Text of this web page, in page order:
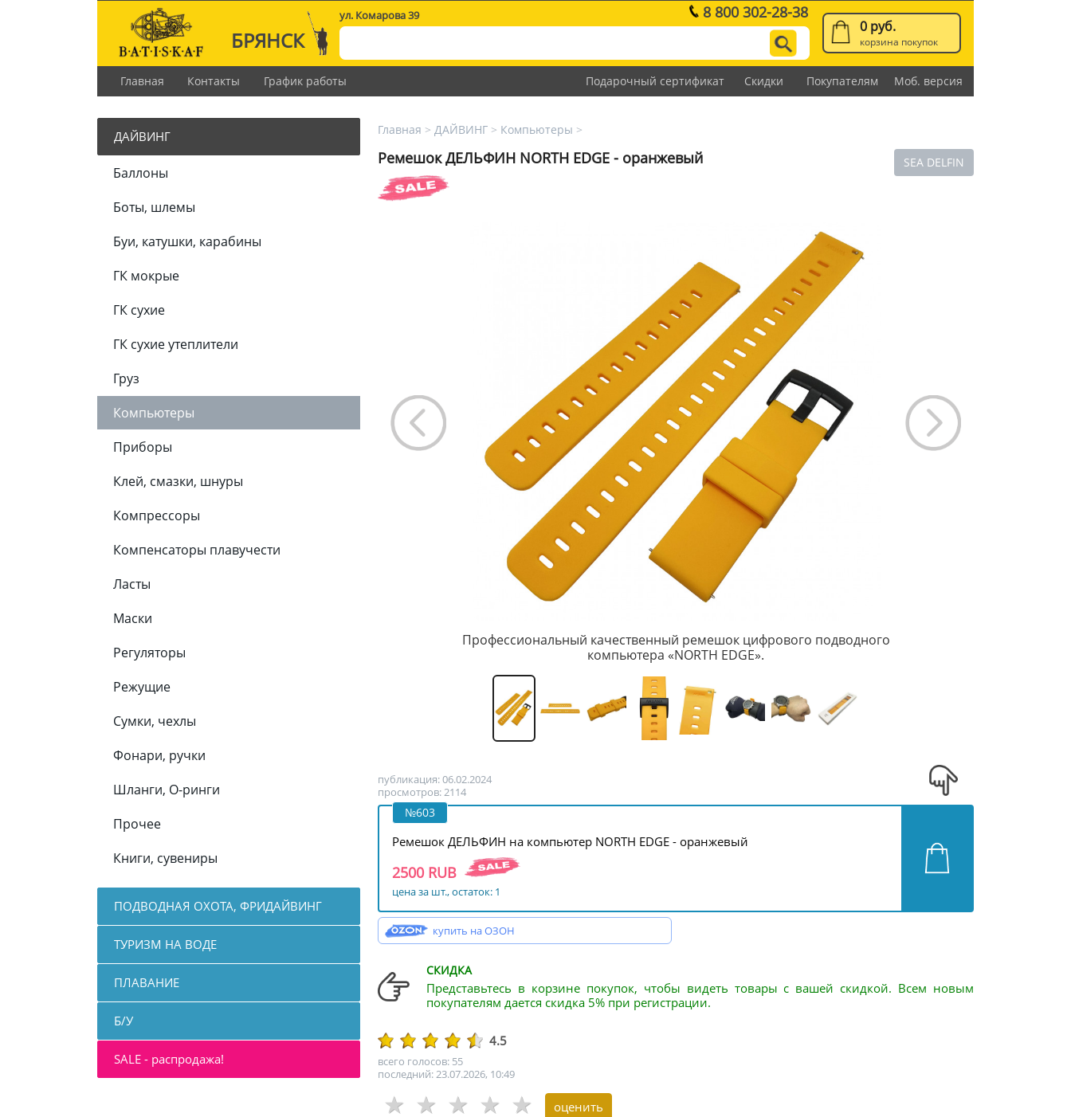
БРЯНСК
ул. Комарова 39 8 800 302-28-38
0 руб.
корзина покупок
Главная Контакты График работы Подарочный сертификат Скидки Покупателям Моб. версия
ДАЙВИНГ
Баллоны
Боты, шлемы
Буи, катушки, карабины
ГК мокрые
ГК сухие
ГК сухие утеплители
Груз
Компьютеры
Приборы
Клей, смазки, шнуры
Компрессоры
Компенсаторы плавучести
Ласты
Маски
Регуляторы
Режущие
Сумки, чехлы
Фонари, ручки
Шланги, О-ринги
Прочее
Книги, сувениры
ПОДВОДНАЯ ОХОТА, ФРИДАЙВИНГ
ТУРИЗМ НА ВОДЕ
ПЛАВАНИЕ
Б/У
SALE - распродажа!
Главная > ДАЙВИНГ > Компьютеры >
SEA DELFIN
Ремешок ДЕЛЬФИН NORTH EDGE - оранжевый
Профессиональный качественный ремешок цифрового подводного
компьютера «NORTH EDGE».
публикация: 06.02.2024
просмотров: 2114
№603
Ремешок ДЕЛЬФИН на компьютер NORTH EDGE - оранжевый
2500 RUB
цена за шт., остаток: 1
купить на ОЗОН
СКИДКА
Представьтесь в корзине покупок, чтобы видеть товары с вашей скидкой. Всем новым
покупателям дается скидка 5% при регистрации.
4.5
всего голосов: 55
последний: 23.07.2026, 10:49